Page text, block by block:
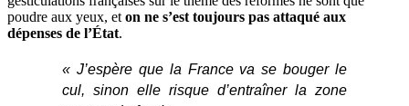
poudre aux yeux, et on ne s’est toujours pas attaqué aux
dépenses de l’État.
« J’espère que la France va se bouger le
cul, sinon elle risque d’entraîner la zone